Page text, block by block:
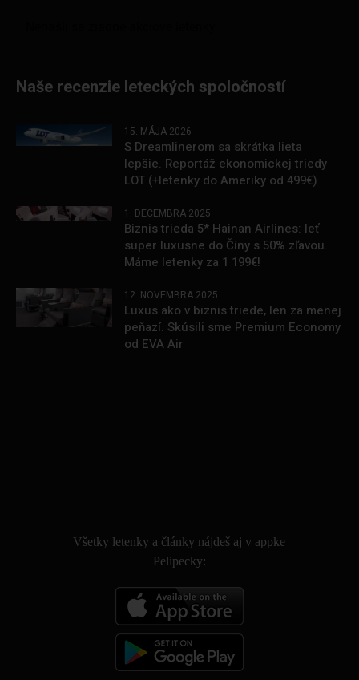
Naše recenzie leteckých spoločností
15. MÁJA 2026
S Dreamlinerom sa skrátka lieta
lepšie. Reportáž ekonomickej triedy
LOT (+letenky do Ameriky od 499€)
1. DECEMBRA 2025
Biznis trieda 5* Hainan Airlines: leť
super luxusne do Číny s 50% zľavou.
Máme letenky za 1 199€!
12. NOVEMBRA 2025
Luxus ako v biznis triede, len za menej
peňazí. Skúsili sme Premium Economy
od EVA Air
Všetky letenky a články nájdeš aj v appke
Pelipecky: